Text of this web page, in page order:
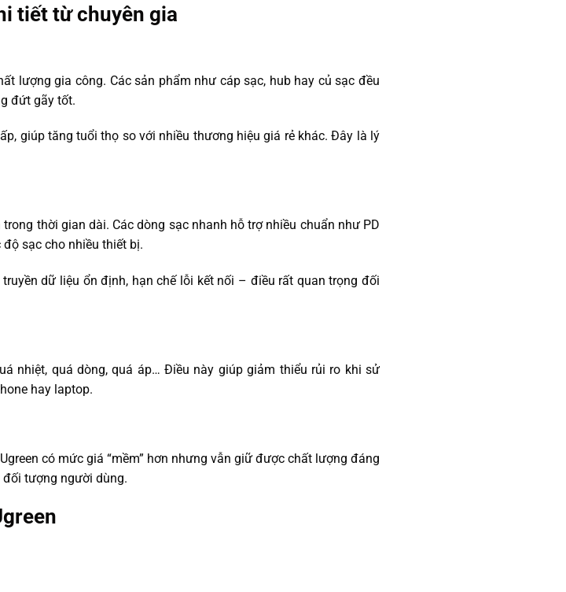
tiết từ chuyên gia
lượng gia công. Các sản phẩm như cáp sạc, hub hay củ sạc đều
đứt gãy tốt.
giúp tăng tuổi thọ so với nhiều thương hiệu giá rẻ khác. Đây là lý
thời gian dài. Các dòng sạc nhanh hỗ trợ nhiều chuẩn như PD
độ sạc cho nhiều thiết bị.
dữ liệu ổn định, hạn chế lỗi kết nối – điều rất quan trọng đối
nhiệt, quá dòng, quá áp… Điều này giúp giảm thiểu rủi ro khi sử
hay laptop.
có mức giá “mềm” hơn nhưng vẫn giữ được chất lượng đáng
tượng người dùng.